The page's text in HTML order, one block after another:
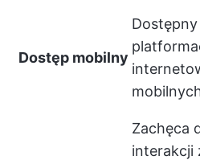
Dostęp mobilny
Dostępny
Zachęca
interakcji